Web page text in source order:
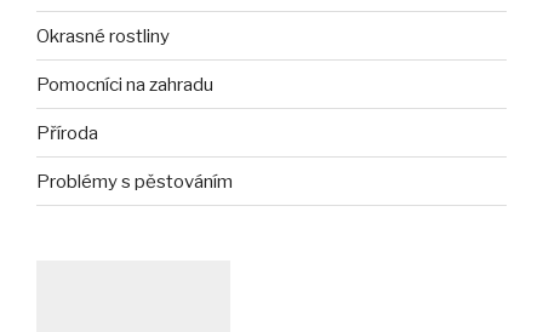
Okrasné rostliny
Pomocníci na zahradu
Příroda
Problémy s pěstováním